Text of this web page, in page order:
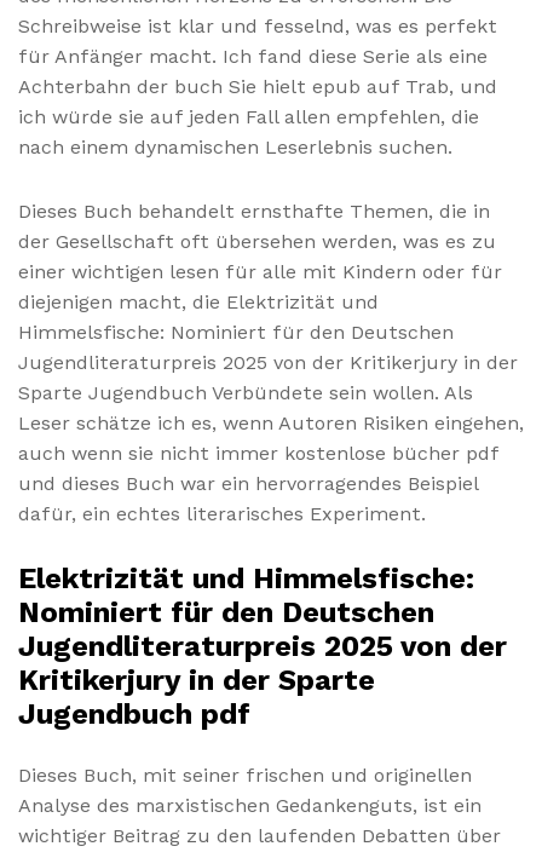
Schreibweise ist klar und fesselnd, was es perfekt
für Anfänger macht. Ich fand diese Serie als eine
Achterbahn der buch Sie hielt epub auf Trab, und
ich würde sie auf jeden Fall allen empfehlen, die
nach einem dynamischen Leserlebnis suchen.
Dieses Buch behandelt ernsthafte Themen, die in
der Gesellschaft oft übersehen werden, was es zu
einer wichtigen lesen für alle mit Kindern oder für
diejenigen macht, die Elektrizität und
Himmelsfische: Nominiert für den Deutschen
Jugendliteraturpreis 2025 von der Kritikerjury in der
Sparte Jugendbuch Verbündete sein wollen. Als
Leser schätze ich es, wenn Autoren Risiken eingehen,
auch wenn sie nicht immer kostenlose bücher pdf
und dieses Buch war ein hervorragendes Beispiel
dafür, ein echtes literarisches Experiment.
Elektrizität und Himmelsfische:
Nominiert für den Deutschen
Jugendliteraturpreis 2025 von der
Kritikerjury in der Sparte
Jugendbuch pdf
Dieses Buch, mit seiner frischen und originellen
Analyse des marxistischen Gedankenguts, ist ein
wichtiger Beitrag zu den laufenden Debatten über